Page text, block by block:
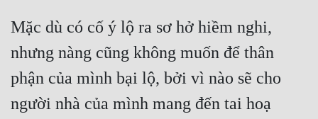
Mặc dù có cố ý lộ ra sơ hở hiềm nghi,
nhưng nàng cũng không muốn để thân
phận của mình bại lộ, bởi vì nào sẽ cho
người nhà của mình mang đến tai hoạ